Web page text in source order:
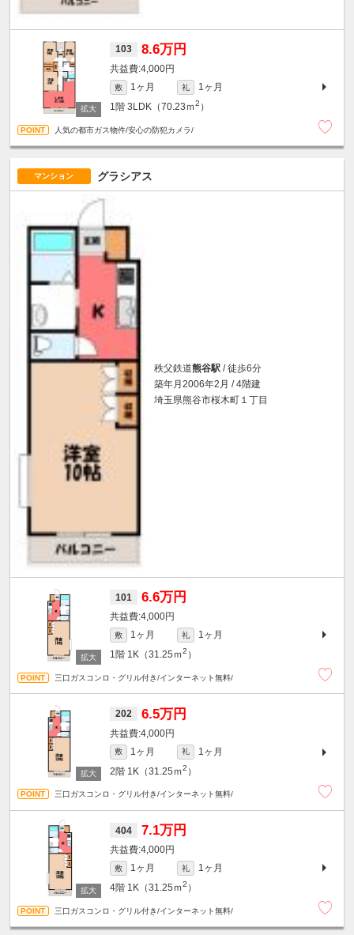
103 8.6万円
4,000円
敷 1ヶ月 礼
1ヶ月
1階 3LDK（70.23ｍ2 ）
人気の都市ガス物件/安心の防犯カメラ/
マンション グラシアス
秩父鉄道熊谷駅 / 徒歩6分
築年月2006年2月 / 4階建
埼玉県熊谷市桜木町１丁目
101 6.6万円
4,000円
敷 1ヶ月 礼
1ヶ月
1階 1K（31.25ｍ2 ）
三口ガスコンロ・グリル付き/インターネット無料/
202 6.5万円
4,000円
敷 1ヶ月 礼
1ヶ月
2階 1K（31.25ｍ2 ）
三口ガスコンロ・グリル付き/インターネット無料/
404 7.1万円
4,000円
敷 1ヶ月 礼
1ヶ月
4階 1K（31.25ｍ2 ）
三口ガスコンロ・グリル付き/インターネット無料/